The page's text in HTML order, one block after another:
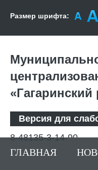
Размер шрифта:
Версия для
8-48135-3-14-90
ГЛАВНАЯ